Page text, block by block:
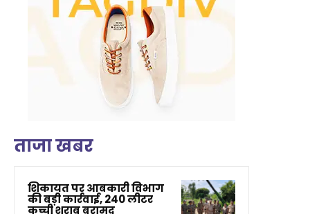
ताजा खबर
शिकायत पर आबकारी विभाग
की बड़ी कार्रवाई, 240 लीटर
कच्ची शराब बरामद